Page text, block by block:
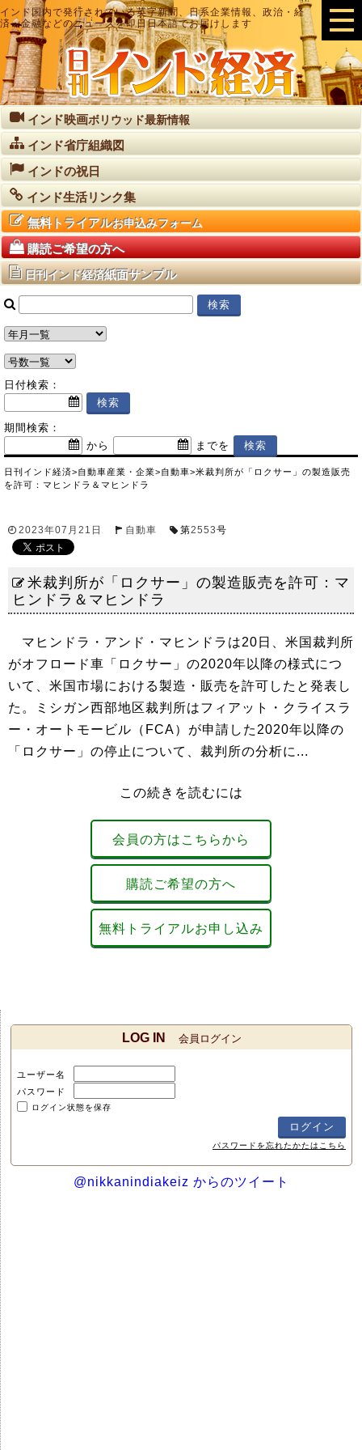
インド国内で発行されている英字新聞、日系企業情報、政治・経
済・金融などのニュースを即日日本語でお届けします
インド映画ボリウッド最新情報
インド省庁組織図
インドの祝日
インド生活リンク集
無料トライアルお申込みフォーム
購読ご希望の方へ
日刊インド経済紙面サンプル
日付検索：
期間検索：
から
までを
日刊インド経済>自動車産業・企業>自動車>米裁判所が「ロクサー」の製造販売
を許可：マヒンドラ＆マヒンドラ
2023年07月21日 自動車 第2553号
米裁判所が「ロクサー」の製造販売を許可：マ
ヒンドラ＆マヒンドラ
マヒンドラ・アンド・マヒンドラは20日、米国裁判所
がオフロード車「ロクサー」の2020年以降の様式につ
いて、米国市場における製造・販売を許可したと発表し
た。ミシガン西部地区裁判所はフィアット・クライスラ
ー・オートモービル（FCA）が申請した2020年以降の
「ロクサー」の停止について、裁判所の分析に...
この続きを読むには
会員の方はこちらから
購読ご希望の方へ
無料トライアルお申し込み
LOG IN 会員ログイン
ユーザー名
パスワード
ログイン状態を保存
パスワードを忘れたかたはこちら
@nikkanindiakeiz からのツイート